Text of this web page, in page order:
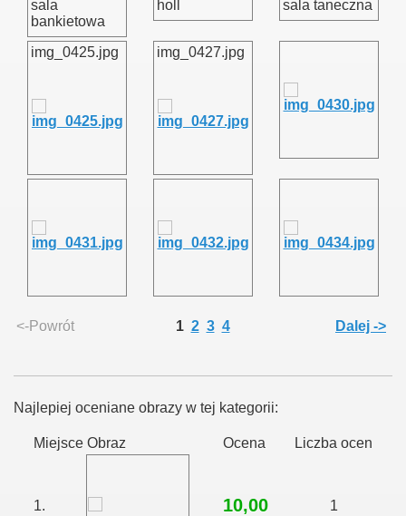
sala
bankietowa
holl sala taneczna
img_0425.jpg img_0427.jpg
<-Powrót 1 2 3 4 Dalej ->
Najlepiej oceniane obrazy w tej kategorii:
Miejsce Obraz Ocena Liczba ocen
1. 10,00 1